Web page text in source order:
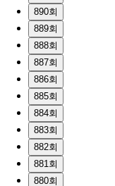
890회
889회
888회
887회
886회
885회
884회
883회
882회
881회
880회